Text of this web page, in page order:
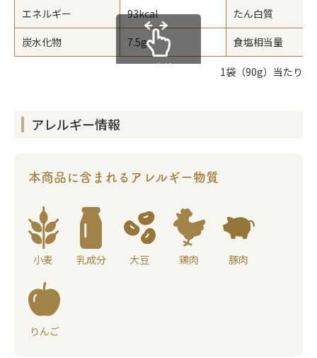
エネルギー 93kcal
たん白質
炭水化物
7.5g 食塩相当量
scrollable 1袋（90g）当たり
アレルギー情報
本商品に含まれる アレルギー物質
小麦 乳成分 大豆 鶏肉 豚肉
りんご